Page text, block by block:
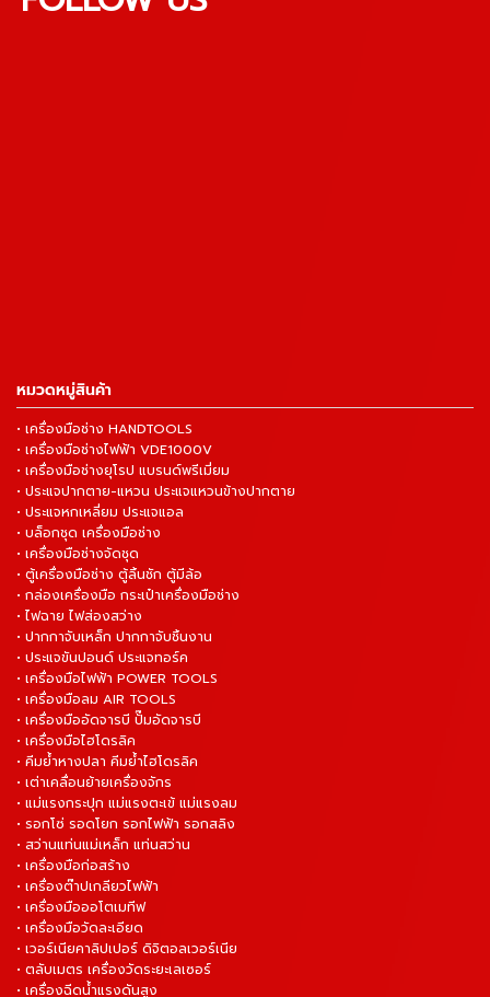
หมวดหมู่สินค้า
• เครื่องมือช่าง HANDTOOLS
• เครื่องมือช่างไฟฟ้า VDE1000V
• เครื่องมือช่างยุโรป แบรนด์พรีเมี่ยม
• ประแจปากตาย-แหวน ประแจแหวนข้างปากตาย
• ประแจหกเหลี่ยม ประแจแอล
• บล็อกชุด เครื่องมือช่าง
• เครื่องมือช่างจัดชุด
• ตู้เครื่องมือช่าง ตู้ลิ้นชัก ตู้มีล้อ
• กล่องเครื่องมือ กระเป๋าเครื่องมือช่าง
• ไฟฉาย ไฟส่องสว่าง
• ปากกาจับเหล็ก ปากกาจับชิ้นงาน
• ประแจขันปอนด์ ประแจทอร์ค
• เครื่องมือไฟฟ้า POWER TOOLS
• เครื่องมือลม AIR TOOLS
• เครื่องมืออัดจารบี ปั๊มอัดจารบี
• เครื่องมือไฮโดรลิค
• คีมย้ำหางปลา คีมย้ำไฮโดรลิค
• เต่าเคลื่อนย้ายเครื่องจักร
• แม่แรงกระปุก แม่แรงตะเข้ แม่แรงลม
• รอกโซ่ รอดโยก รอกไฟฟ้า รอกสลิง
• สว่านแท่นแม่เหล็ก แท่นสว่าน
• เครื่องมือก่อสร้าง
• เครื่องต๊าปเกลียวไฟฟ้า
• เครื่องมือออโตเมทีฟ
• เครื่องมือวัดละเอียด
• เวอร์เนียคาลิปเปอร์ ดิจิตอลเวอร์เนีย
• ตลับเมตร เครื่องวัดระยะเลเซอร์
• เครื่องฉีดน้ำแรงดันสูง